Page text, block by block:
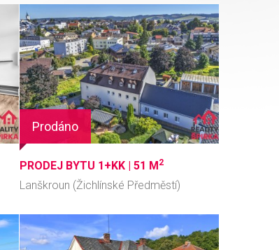
Prodáno
PRODEJ BYTU 1+KK |51 M2
Lanškroun (Žichlínské Předměstí)